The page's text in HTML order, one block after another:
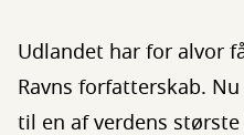
Udlandet har for alvor
Ravns forfatterskab.
til en af verdens